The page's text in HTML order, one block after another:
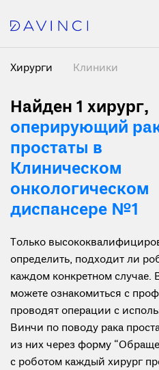
Хирурги Клиники
Найден 1 хирург,
оперирующий
простаты в
Клиническом
онкологическом
диспансере №1
Только
определить, подходит ли
каждом конкретном случае.
можете ознакомиться с
проводят операции с
Винчи по поводу рака
из них через форму
с роботом каждый хирург